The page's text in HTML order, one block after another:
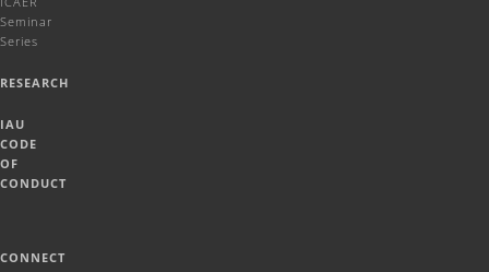
Seminar
Series
RESEARCH
IAU
CODE
OF
CONDUCT
CONNECT